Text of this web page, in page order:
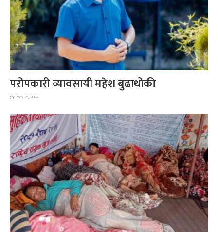
परोपकारी व्यावसायी महेश बुढाथोकी
May 26, 2024